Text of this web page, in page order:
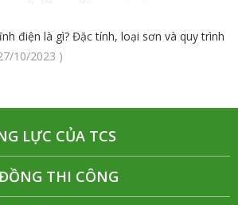
điện là gì? Đặc tính, loại sơn và quy trình
10/2023 )
LỰC CỦA TCS
THI CÔNG